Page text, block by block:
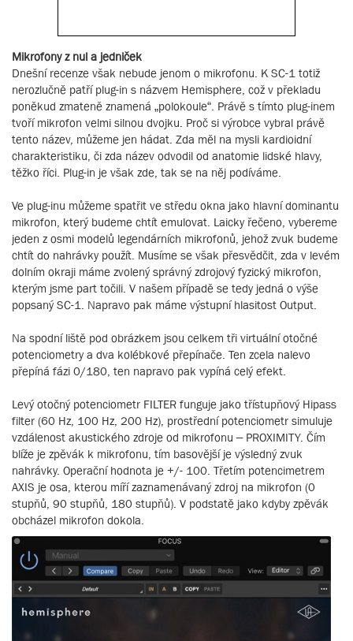
Mikrofony z nul a jedniček
Dnešní recenze však nebude jenom o mikrofonu. K SC-1 totiž
nerozlučně patří plug-in s názvem Hemisphere, což v překladu
poněkud zmateně znamená „polokoule“. Právě s tímto plug-inem
tvoří mikrofon velmi silnou dvojku. Proč si výrobce vybral právě
tento název, můžeme jen hádat. Zda měl na mysli kardioidní
charakteristiku, či zda název odvodil od anatomie lidské hlavy,
těžko říci. Plug-in je však zde, tak se na něj podíváme.
Ve plug-inu můžeme spatřit ve středu okna jako hlavní dominantu
mikrofon, který budeme chtít emulovat. Laicky řečeno, vybereme
jeden z osmi modelů legendárních mikrofonů, jehož zvuk budeme
chtít do nahrávky použít. Musíme se však přesvědčit, zda v levém
dolním okraji máme zvolený správný zdrojový fyzický mikrofon,
kterým jsme part točili. V našem případě se tedy jedná o výše
popsaný SC-1. Napravo pak máme výstupní hlasitost Output.
Na spodní liště pod obrázkem jsou celkem tři virtuální otočné
potenciometry a dva kolébkové přepínače. Ten zcela nalevo
přepíná fázi 0/180, ten napravo pak vypíná celý efekt.
Levý otočný potenciometr FILTER funguje jako třístupňový Hipass
filter (60 Hz, 100 Hz, 200 Hz), prostřední potenciometr simuluje
vzdálenost akustického zdroje od mikrofonu – PROXIMITY. Čím
blíže je zpěvák k mikrofonu, tím basovější je výsledný zvuk
nahrávky. Operační hodnota je +/- 100. Třetím potencimetrem
AXIS je osa, kterou míří zaznamenávaný zdroj na mikrofon (0
stupňů, 90 stupňů, 180 stupňů). V podstatě jako kdyby zpěvák
obcházel mikrofon dokola.